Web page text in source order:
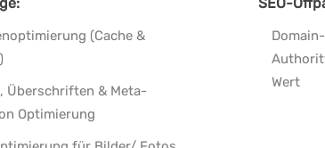
(Cache &
Überschriften & Meta-
Optimierung
Wert